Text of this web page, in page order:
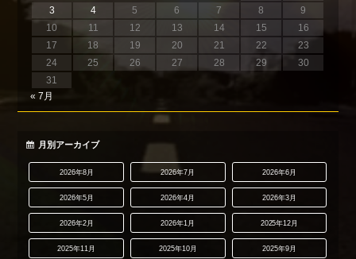
3
4 5 6 7 8
9
10
11 12 13 14 15
16
17
18 19 20 21 22
23
24
25 26 27 28 29
30
31
« 7月
月別アーカイブ
2026年8月 2026年7月 2026年6月
2026年5月 2026年4月 2026年3月
2026年2月 2026年1月 2025年12月
2025年11月 2025年10月 2025年9月